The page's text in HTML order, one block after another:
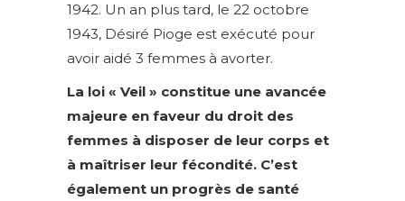
1942. Un an plus tard, le 22 octobre
1943, Désiré Pioge est exécuté pour
avoir aidé 3 femmes à avorter.
La loi « Veil » constitue une avancée
majeure en faveur du droit des
femmes à disposer de leur corps et
à maîtriser leur fécondité. C’est
également un progrès de santé